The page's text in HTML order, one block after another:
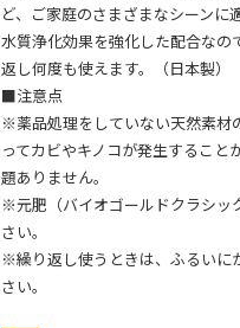
ど、ご家庭のさまざまなシーンに
水質浄化効果を強化した配合なの
返し何度も使えます。（日本製）
■注意点
※薬品処理をしていない天然素材
ってカビやキノコが発生すること
題ありません。
※元肥（バイオゴールドクラシッ
さい。
※繰り返し使うときは、ふるいに
さい。